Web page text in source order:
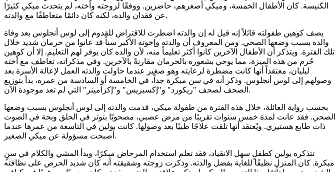
الكنيسة. كان الأطفال الخمسة، وميكي أصغرهم، حاضرين. ووفقًا لزوجته وأخته، لم يتحدث ميكي كثيرًا
عن فقدان والده، لكنه كان دائمًا متعاطفًا مع والدته.
يصف كوهين طفولته قائلاً إنه قيل له إن والدته اضطرت للاقتراض للقدوم إلى لوس أنجلوس بعد وفاة
والده بسبب وضعها الصحي. ومن المعروف أن والدته وإخوته الأكبر سناً قد عانوا من حرمان شديد خلال
تلك الفترة. ويتذكر أن الأطفال الآخرين كانوا أكثر تعليماً منه، لأن والده كان يوفر لهم التعليم. إلا أن كوهين
حُرم من هذه الميزة، مما يوحي بشعوره بالحرمان مقارنةً بالآخرين. وفي مذكراته، تعاطف مع أخته
ليليان، معتقداً أنها كانت مضطرة لرعايته وهو صغير عندما حاولت والدته العمل لإعالة الأسرة بعد
وصولهم إلى لوس أنجلوس. وذكر أنه في سن مبكرة جداً، في الخامسة أو السادسة من عمره، بدأ بتوزيع
الصحف لصحف "ريكورد" و"إكسبريس" و"إكزامينر" التي لم تعد موجودة الآن.
بحسب رواية العائلة، خلال هذه الفترة من طفولة ميكي، قدمت والدته إلى لوس أنجلوس بسبب وضعها
الصحي. فقد عانت لمدة خمس سنوات تقريبًا من مرض عصبي، مصحوبًا بتوتر في الحلق وبحة في الصوت
ذات طابع هستيري. ويُعتقد أنها تلقت علاجًا طبيًا بعد وصولها. كانت بولين في التاسعة من عمرها عندما
أصبحت مسؤولة عن ميكي الصغير.
تتذكره بولين كطفلٍ سهل الانقياد، فقد تعلم استخدام المرحاض مبكرًا، وبدأ المشي والكلام في سنٍ
مبكرة. كان المنزل نظيفًا للغاية بفضل والدته. وذكرت زوجته وشقيقته أنه كان شديد الحرص على نظافته